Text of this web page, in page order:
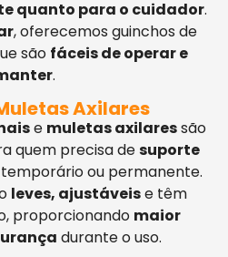
quanto para o cuidador.
, oferecemos guinchos de
são fáceis de operar e
.
Axilares
e muletas axilaressão
quem precisa desuporte
temporário ou permanente.
leves, ajustáveise têm
proporcionando maior
durante o uso.